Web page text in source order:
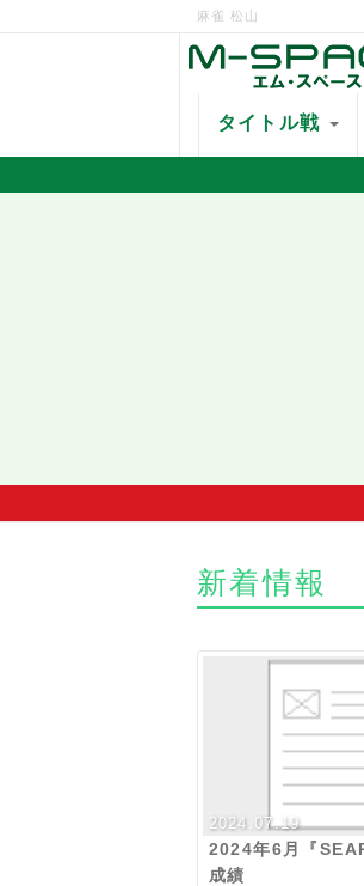
麻雀 松山
タイトル戦
新着情報
2024.07.19
2024年6月『
成績